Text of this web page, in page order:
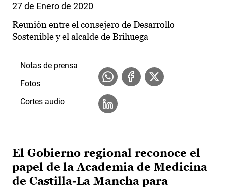
27 de Enero de 2020
Reunión entre el consejero de Desarrollo
Sostenible y el alcalde de Brihuega
Notas de prensa
Fotos
Cortes audio
El Gobierno regional reconoce el
papel de la Academia de Medicina
de Castilla-La Mancha para